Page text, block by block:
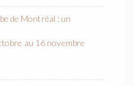
de Montréal : un
au 16 novembre